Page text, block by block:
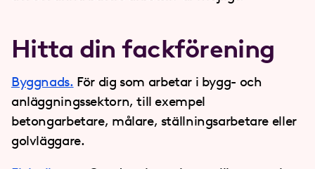
Hitta din fackförening
Byggnads. För dig som arbetar i bygg- och
anläggningssektorn, till exempel
betongarbetare, målare, ställningsarbetare eller
golvläggare.